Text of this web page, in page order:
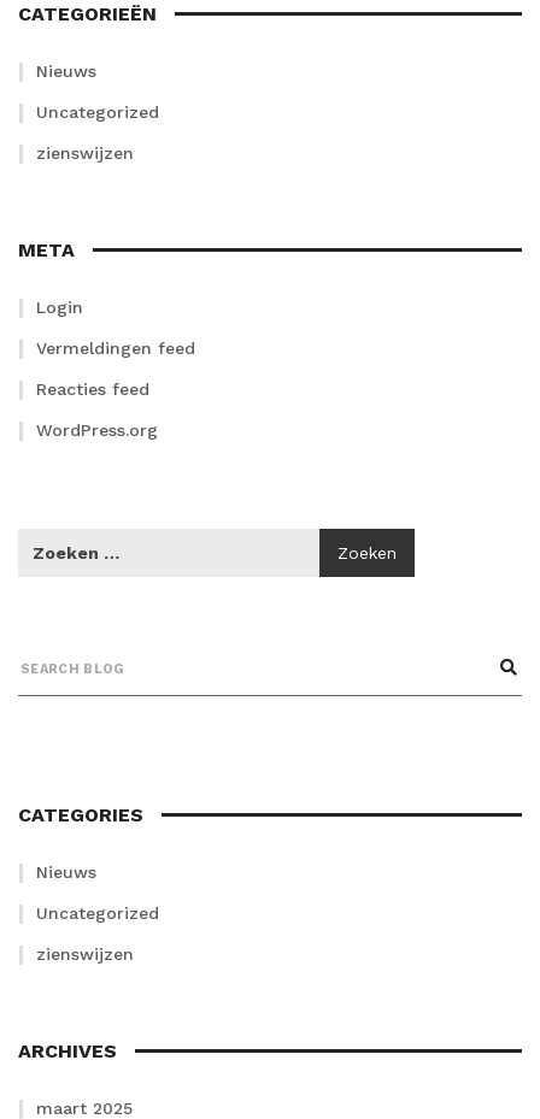
CATEGORIEËN
Nieuws
Uncategorized
zienswijzen
META
Login
Vermeldingen feed
Reacties feed
WordPress.org
CATEGORIES
Nieuws
Uncategorized
zienswijzen
ARCHIVES
maart 2025